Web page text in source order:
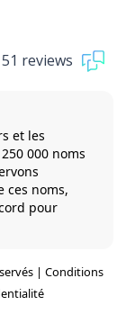
51 reviews
et les
000 noms
ces noms,
pour
| Conditions